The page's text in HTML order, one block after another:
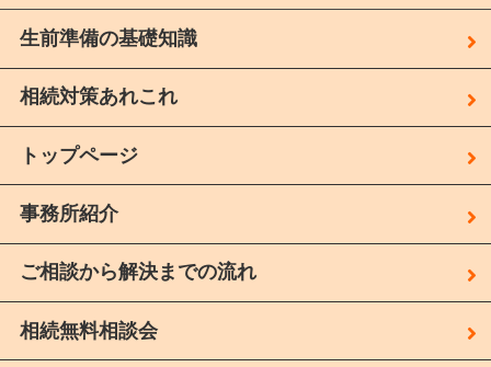
生前準備の基礎知識
相続対策あれこれ
トップページ
事務所紹介
ご相談から解決までの流れ
相続無料相談会